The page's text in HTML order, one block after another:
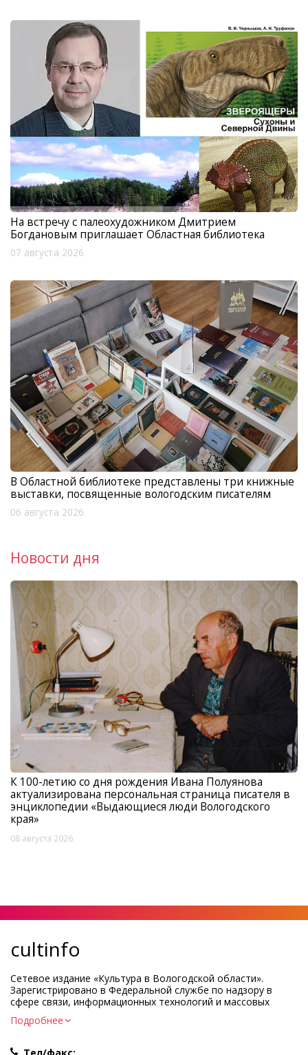
На встречу с палеохудожником Дмитрием
Богдановым приглашает Областная библиотека
07 августа 2026
В Областной библиотеке представлены три книжные
выставки, посвященные вологодским писателям
06 августа 2026
Новости дня
К 100-летию со дня рождения Ивана Полуянова
актуализирована персональная страница писателя в
энциклопедии «Выдающиеся люди Вологодского
края»
08 августа 2026
cultinfo
Сетевое издание «Культура в Вологодской области».
Зарегистрировано в Федеральной службе по надзору в
сфере связи, информационных технологий и массовых
коммуникаций.
Регистрационный номер и дата принятия решения о
Подробнее